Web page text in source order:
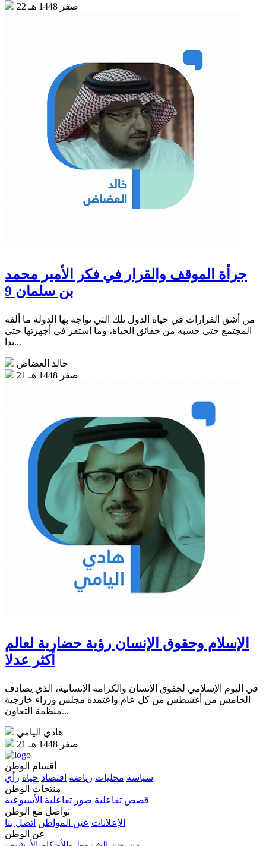
22 صفر 1448 هـ
جرأة الموقف والقرار في فكر الأمير محمد
بن سلمان 9
من أشق القرارات في حياة الدول تلك التي تواجه بها الدولة ما ألفه
المجتمع حتى حسبه من حقائق الحياة، وما استقر في أجهزتها حتى
بدا...
خالد العضاض
21 صفر 1448 هـ
الإسلام وحقوق الإنسان رؤية حضارية لعالم
أكثر عدلا
في اليوم الإسلامي لحقوق الإنسان والكرامة الإنسانية، الذي يصادف
الخامس من أغسطس من كل عام واعتمده مجلس وزراء خارجية
منظمة التعاون...
هادي اليامي
21 صفر 1448 هـ
أقسام الوطن
سياسة محليات رياضة اقتصاد حياة رأي
منتجات الوطن
قصص تفاعلية صور تفاعلية الأسبوعية
تواصل مع الوطن
الإعلانات عين المواطن اتصل بنا
عن الوطن